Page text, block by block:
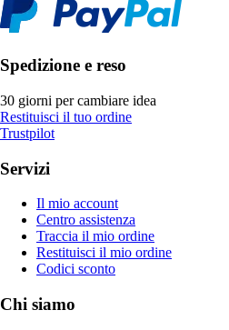
Spedizione e reso
30 giorni per cambiare idea
Restituisci il tuo ordine
Trustpilot
Servizi
Il mio account
Centro assistenza
Traccia il mio ordine
Restituisci il mio ordine
Codici sconto
Chi siamo